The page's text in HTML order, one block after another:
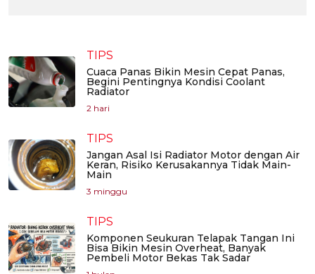
TIPS
Cuaca Panas Bikin Mesin Cepat Panas,
Begini Pentingnya Kondisi Coolant
Radiator
2 hari
TIPS
Jangan Asal Isi Radiator Motor dengan Air
Keran, Risiko Kerusakannya Tidak Main-
Main
3 minggu
TIPS
Komponen Seukuran Telapak Tangan Ini
Bisa Bikin Mesin Overheat, Banyak
Pembeli Motor Bekas Tak Sadar